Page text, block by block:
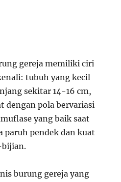
gereja memiliki ciri
tubuh yang kecil
sekitar 14-16 cm,
dengan pola bervariasi
yang baik saat
paruh pendek dan kuat
burung gereja yang